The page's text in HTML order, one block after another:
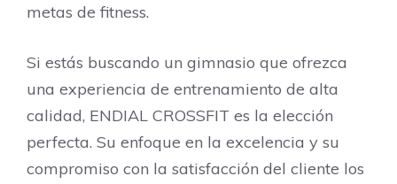
metas de fitness.
Si estás buscando un gimnasio que ofrezca
una experiencia de entrenamiento de alta
calidad, ENDIAL CROSSFIT es la elección
perfecta. Su enfoque en la excelencia y su
compromiso con la satisfacción del cliente los